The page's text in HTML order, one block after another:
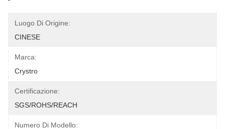
Luogo Di Origine:
CINESE
Marca:
Crystro
Certificazione:
SGS/ROHS/REACH
Numero Di Modello: